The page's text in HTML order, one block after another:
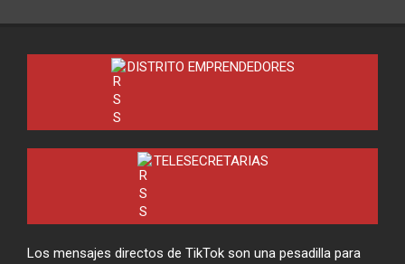
DISTRITO EMPRENDEDORES
TELESECRETARIAS
Los mensajes directos de TikTok son una pesadilla para